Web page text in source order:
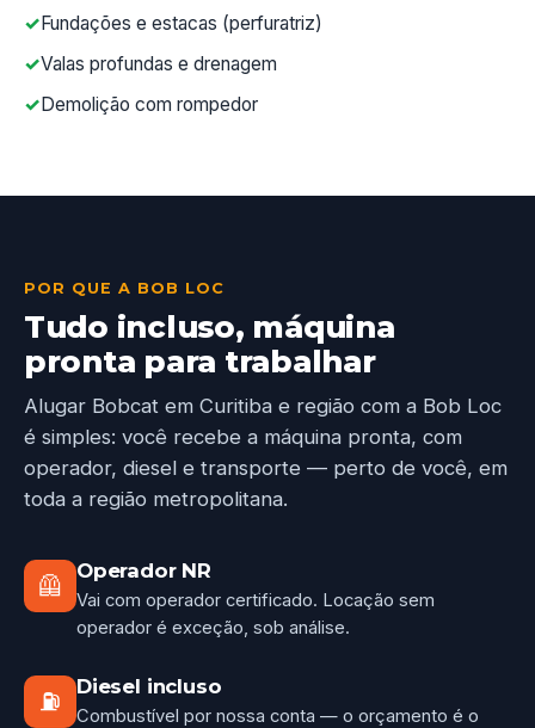
Fundações e estacas (perfuratriz)
Valas profundas e drenagem
Demolição com rompedor
POR QUE A BOB LOC
Tudo incluso, máquina
pronta para trabalhar
Alugar Bobcat em Curitiba e região com a Bob Loc
é simples: você recebe a máquina pronta, com
operador, diesel e transporte — perto de você, em
toda a região metropolitana.
🦺
Operador NR
Vai com operador certificado. Locação sem
operador é exceção, sob análise.
⛽
Diesel incluso
Combustível por nossa conta — o orçamento é o